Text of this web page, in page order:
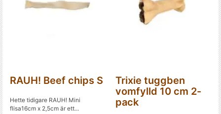
RAUH! Beef chips S
Hette tidigare RAUH! Mini
flisa16cm x 2,5cm är ett...
Trixie tuggben
vomfylld 10 cm 2-
pack